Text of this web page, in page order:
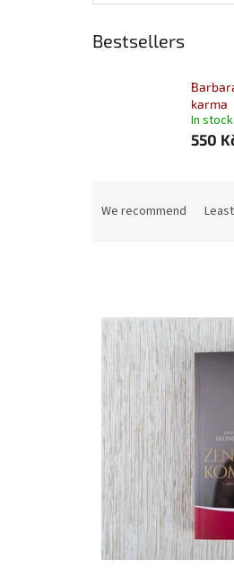
Bestsellers
karma
In stock
550
We recommend